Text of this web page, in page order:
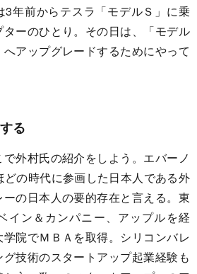
3年前からテスラ「モデルＳ」に乗
ーのひとり。その日は、「モデル
アップグレードするためにやって
る
外村氏の紹介をしよう。エバーノ
の時代に参画した日本人である外
の日本人の要的存在と言える。東
イン＆カンパニー、アップルを経
院でＭＢＡを取得。シリコンバレ
技術のスタートアップ起業経験も